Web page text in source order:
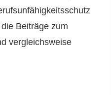
Beiträge zum
vergleichsweise